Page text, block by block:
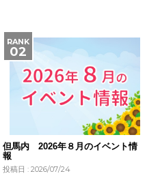
但馬内 2026年８月のイベント情
報
投稿日 : 2026/07/24